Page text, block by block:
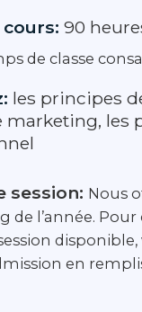
90
de classe
les principes
marketing, les
session: Nous
de l’année.
en